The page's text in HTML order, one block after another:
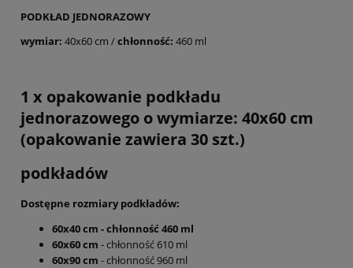
PODKŁAD JEDNORAZOWY
wymiar: 40x60 cm /chłonność: 460 ml
1 x opakowanie podkładu
jednorazowego o wymiarze: 40x60 cm
(opakowanie zawiera 30 szt.)
podkładów
Dostępne rozmiary podkładów:
60x40 cm - chłonność 460 ml
60x60 cm - chłonność 610 ml
60x90 cm - chłonność 960 ml